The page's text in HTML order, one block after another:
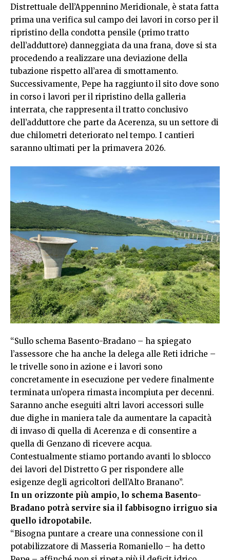
Distrettuale dell’Appennino Meridionale, è stata fatta
prima una verifica sul campo dei lavori in corso per il
ripristino della condotta pensile (primo tratto
dell’adduttore) danneggiata da una frana, dove si sta
procedendo a realizzare una deviazione della
tubazione rispetto all’area di smottamento.
Successivamente, Pepe ha raggiunto il sito dove sono
in corso i lavori per il ripristino della galleria
interrata, che rappresenta il tratto conclusivo
dell’adduttore che parte da Acerenza, su un settore di
due chilometri deteriorato nel tempo. I cantieri
saranno ultimati per la primavera 2026.
“Sullo schema Basento-Bradano – ha spiegato
l’assessore che ha anche la delega alle Reti idriche –
le trivelle sono in azione e i lavori sono
concretamente in esecuzione per vedere finalmente
terminata un’opera rimasta incompiuta per decenni.
Saranno anche eseguiti altri lavori accessori sulle
due dighe in maniera tale da aumentare la capacità
di invaso di quella di Acerenza e di consentire a
quella di Genzano di ricevere acqua.
Contestualmente stiamo portando avanti lo sblocco
dei lavori del Distretto G per rispondere alle
esigenze degli agricoltori dell’Alto Branano”.
In un orizzonte più ampio, lo schema Basento-
Bradano potrà servire sia il fabbisogno irriguo sia
quello idropotabile.
“Bisogna puntare a creare una connessione con il
potabilizzatore di Masseria Romaniello – ha detto